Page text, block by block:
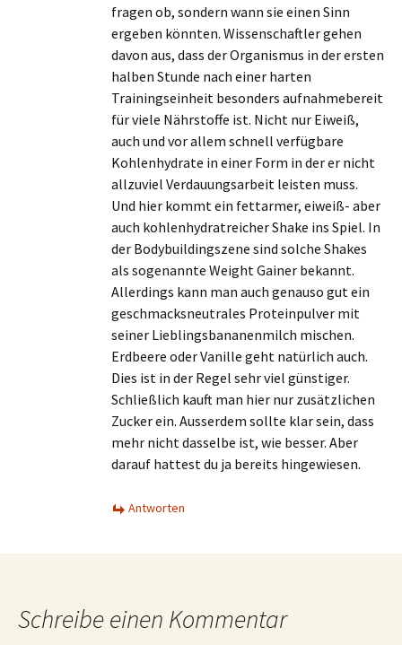
fragen ob, sondern wann sie einen Sinn
ergeben könnten. Wissenschaftler gehen
davon aus, dass der Organismus in der ersten
halben Stunde nach einer harten
Trainingseinheit besonders aufnahmebereit
für viele Nährstoffe ist. Nicht nur Eiweiß,
auch und vor allem schnell verfügbare
Kohlenhydrate in einer Form in der er nicht
allzuviel Verdauungsarbeit leisten muss.
Und hier kommt ein fettarmer, eiweiß- aber
auch kohlenhydratreicher Shake ins Spiel. In
der Bodybuildingszene sind solche Shakes
als sogenannte Weight Gainer bekannt.
Allerdings kann man auch genauso gut ein
geschmacksneutrales Proteinpulver mit
seiner Lieblingsbananenmilch mischen.
Erdbeere oder Vanille geht natürlich auch.
Dies ist in der Regel sehr viel günstiger.
Schließlich kauft man hier nur zusätzlichen
Zucker ein. Ausserdem sollte klar sein, dass
mehr nicht dasselbe ist, wie besser. Aber
darauf hattest du ja bereits hingewiesen.
Antworten
Schreibe einen Kommentar